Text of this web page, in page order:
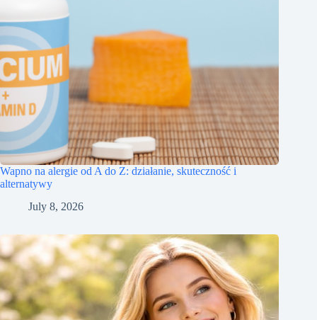
Wapno na alergie od A do Z: działanie, skuteczność i
alternatywy
July 8, 2026